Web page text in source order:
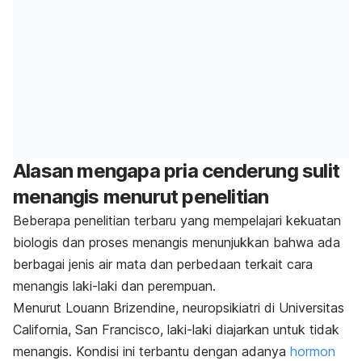
Alasan mengapa pria cenderung sulit
menangis menurut penelitian
Beberapa penelitian terbaru yang mempelajari kekuatan
biologis dan proses menangis menunjukkan bahwa ada
berbagai jenis air mata dan perbedaan terkait cara
menangis laki-laki dan perempuan.
Menurut Louann Brizendine, neuropsikiatri di Universitas
California, San Francisco, laki-laki diajarkan untuk tidak
menangis. Kondisi ini terbantu dengan adanya hormon